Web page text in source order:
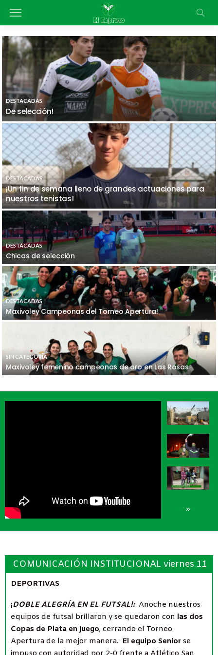
DESTACADAS
De selección!
DESTACADAS
¡Un fin de semana lleno de grandes actuaciones para
nuestros tenistas!
DESTACADAS
Chicas de selección
DESTACADAS
Maxivoley Campeonas del Torneo Apertura!
SIN CATEGORÍA
Maxivoley femenino campeonas de oro en Las Rosas
»
COMUNICACIÓN INSTITUCIONAL viernes 11
de julio de 2025
DEPORTIVAS
¡DOBLE ALEGRÍA EN EL FUTSAL!: Anoche nuestros
equipos de futsal brillaron y se quedaron con las dos
Copas de Plata en juego, cerrando el Torneo
Apertura de la mejor manera. El equipo Senior se